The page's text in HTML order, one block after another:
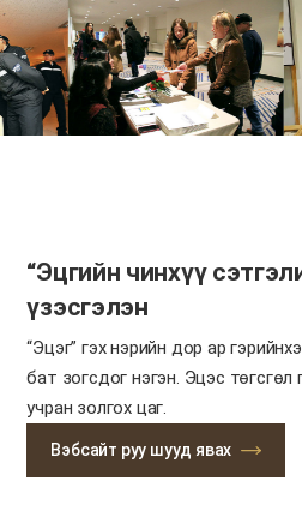
“Эцгийн чинхүү
үзэсгэлэн
“Эцэг” гэх нэрийн дор ар
бат зогсдог нэгэн. Эцэс төгсгөл
учран золгох цаг.
Вэбсайт руу шууд явах